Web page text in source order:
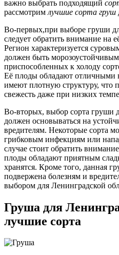
важно выбрать подходящий
рассмотрим лучшие сорта груш
Во-первых,при выборе груши
следует обратить внимание на
Регион характеризуется
должен быть
приспособленных к холоду
Её плоды обладают отличными
имеют плотную структуру, что
свежесть даже при низких
Во-вторых, выбор сорта груши
должен основываться на
вредителям. Некоторые сорта
грибковым инфекциям или
случае стоит обратить
плоды обладают приятным
хранятся. Кроме того, данная
подвержена болезням и
выбором для Ленинградской
Груша для
лучшие сорта